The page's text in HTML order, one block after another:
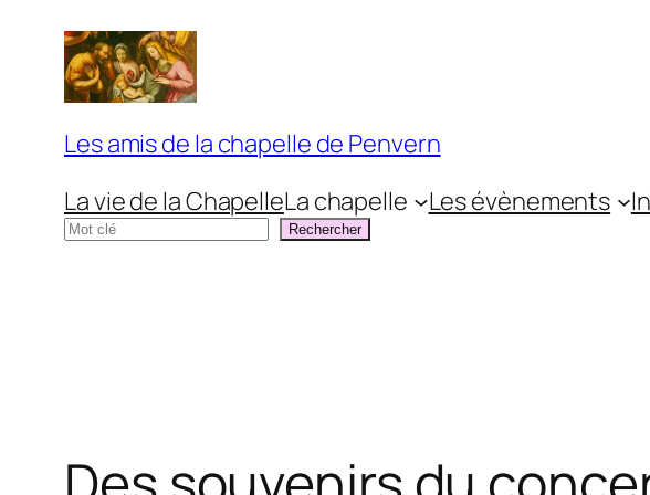
contenu
Les amis de la chapelle de Penvern
La vie de la ChapelleLa chapelle Les évènements
Rechercher
Rechercher